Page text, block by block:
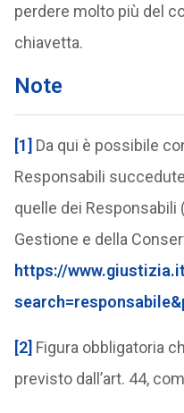
perdere molto più del
chiavetta.
Note
[1] Da qui è possibile
Responsabili
quelle dei Responsabili
Gestione e della
https://
[2] Figura obbligatoria
previsto dall’art. 44,